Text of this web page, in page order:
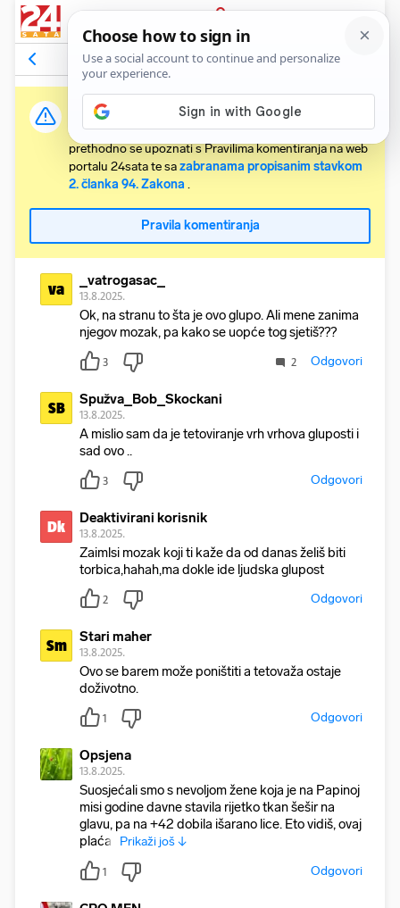
PRIJAVA
Komentari12 Relevantni
Važna obavijest:
Svaki korisnik koji želi komentirati članke obvezan je
prethodno se upoznati s Pravilima komentiranja na web
portalu 24sata te sazabranama propisanim stavkom
2. članka 94. Zakona .
Pravila komentiranja
va _vatrogasac_
13.8.2025.
Ok, na stranu to šta je ovo glupo. Ali mene zanima
njegov mozak, pa kako se uopće tog sjetiš???
3 2 Odgovori
SB Spužva_Bob_Skockani
13.8.2025.
A mislio sam da je tetoviranje vrh vrhova gluposti i
sad ovo ..
3 Odgovori
Dk Deaktivirani korisnik
13.8.2025.
Zaimlsi mozak koji ti kaže da od danas želiš biti
torbica,hahah,ma dokle ide ljudska glupost
2 Odgovori
Sm Stari maher
13.8.2025.
Ovo se barem može poništiti a tetovaža ostaje
doživotno.
1 Odgovori
Opsjena
13.8.2025.
Suosjećali smo s nevoljom žene koja je na Papinoj
misi godine davne stavila rijetko tkan šešir na
glavu, pa na +42 dobila išarano lice. Eto vidiš, ovaj
plaća i Prikaži još ↓
1 Odgovori